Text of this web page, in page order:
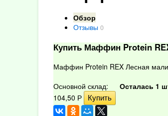
Обзор
Отзывы 0
Купить Маффин Protein
Маффин Protein REX Лесная
Основной склад:
Осталась 1
104,50 Р